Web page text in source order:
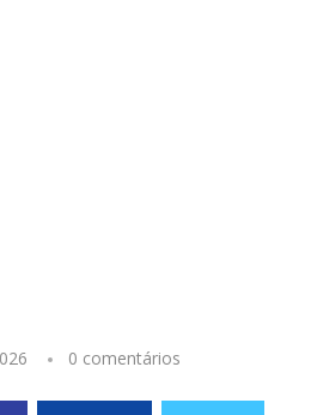
0 comentários